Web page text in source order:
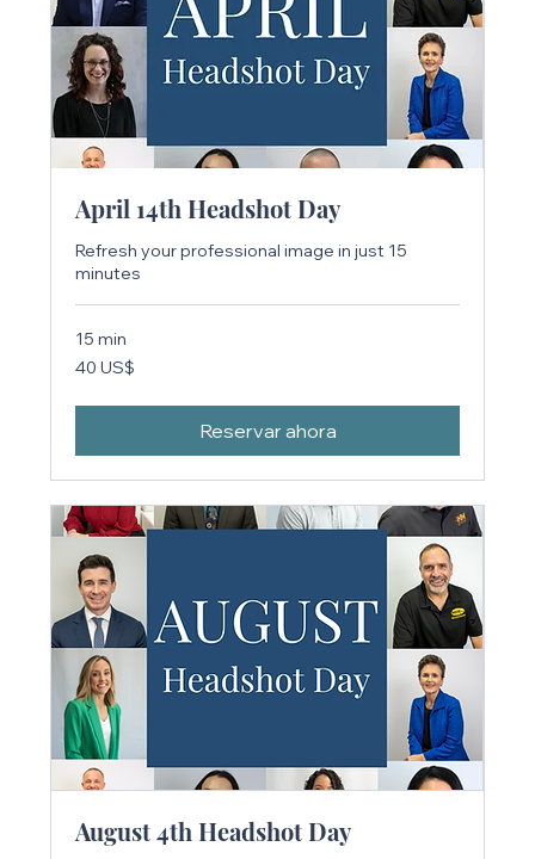
April 14th Headshot Day
Refresh your professional image in just 15
minutes
15 min
40
dólares
40 US$
Reservar ahora
August 4th Headshot Day